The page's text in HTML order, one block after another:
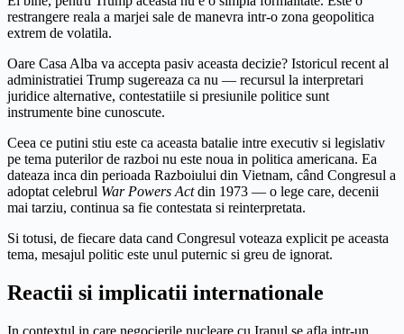
restrangere reala a marjei sale de manevra intr-o zona geopolitica
extrem de volatila.
Oare Casa Alba va accepta pasiv aceasta decizie? Istoricul recent al
administratiei Trump sugereaza ca nu — recursul la interpretari
juridice alternative, contestatiile si presiunile politice sunt
instrumente bine cunoscute.
Ceea ce putini stiu este ca aceasta batalie intre executiv si legislativ
pe tema puterilor de razboi nu este noua in politica americana. Ea
dateaza inca din perioada Razboiului din Vietnam, când Congresul a
adoptat celebrul War Powers Actdin 1973 — o lege care, decenii
mai tarziu, continua sa fie contestata si reinterpretata.
Si totusi, de fiecare data cand Congresul voteaza explicit pe aceasta
tema, mesajul politic este unul puternic si greu de ignorat.
Reactii si implicatii internationale